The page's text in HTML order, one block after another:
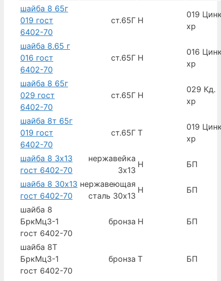
шайба 8 65г
019 гост
6402-70
ст.65Г Н
019
хр
шайба 8.65 г
016 гост
6402-70
ст.65Г Н
016
хр
шайба 8 65г
029 гост
6402-70
ст.65Г Н
029 Кд.
хр
шайба 8т 65г
019 гост
6402-70
ст.65Г Т
019
хр
шайба 8 3х13
гост 6402-70
нержавейка
3х13
Н
БП
шайба 8 30х13
гост 6402-70
нержавеющая
сталь 30х13
Н
БП
шайба 8
БркМц3-1
гост 6402-70
бронза Н БП
шайба 8Т
БркМц3-1
гост 6402-70
бронза Т БП